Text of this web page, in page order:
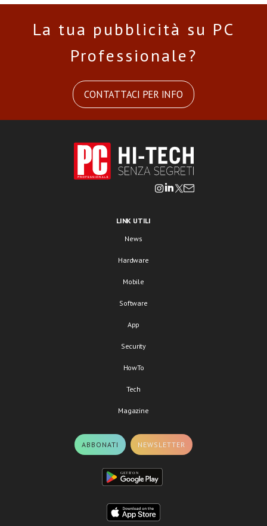
La tua pubblicità su PC
Professionale?
CONTATTACI PER INFO
LINK UTILI
News
Hardware
Mobile
Software
App
Security
HowTo
Tech
Magazine
ABBONATI NEWSLETTER